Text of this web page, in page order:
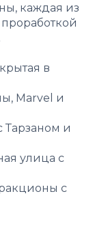
каждая из
в
Marvel и
Тарзаном и
улица с
с